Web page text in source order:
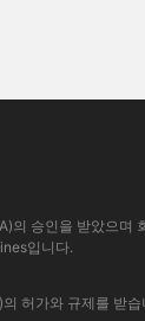
의 승인을 받았으
입니다.
허가와 규제를 받